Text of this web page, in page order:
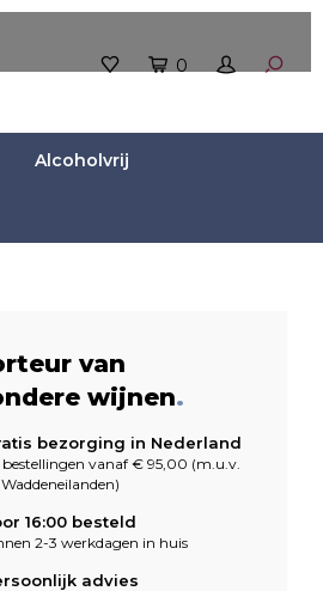
0
Alcoholvrij
van
wijnen.
bezorging in Nederland
bestellingen vanaf € 95,00 (m.u.v.
16:00 besteld
2-3 werkdagen in huis
advies